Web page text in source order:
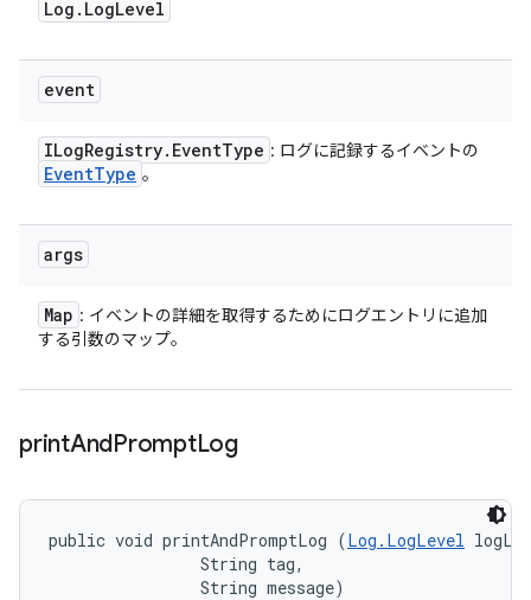
Log . LogLevel
event
ILogRegistry. EventType : ログに記録するイベントの
EventType 。
args
Map : イベントの詳細を取得するためにログエントリに追加
する引数のマップ。
printAndPromptLog
public void printAndPromptLog (Log.LogLevel
                String tag,
                String message)